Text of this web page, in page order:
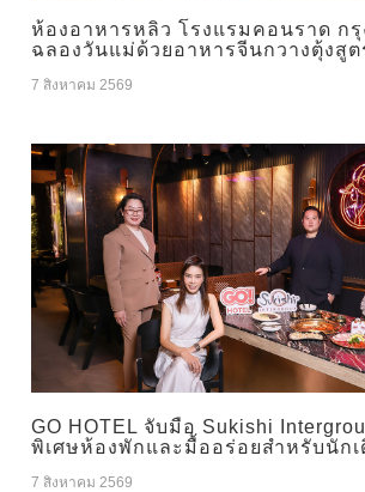
ห้องอาหารหลิว โรงแรมคอนราด ก
ฉลองวันแม่ด้วยอาหารจีนกวางตุ้งสูต
7 สิงหาคม 2569
GO HOTEL จับมือ Sukishi
พิเศษห้องพักและมื้ออร่อยสำหรับนักเ
7 สิงหาคม 2569